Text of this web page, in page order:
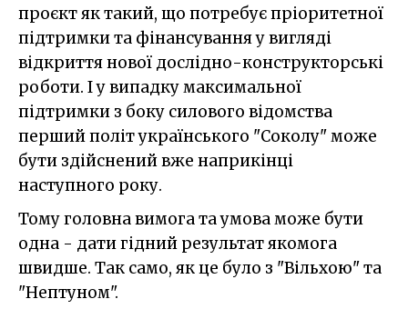
проєкт як такий, що потребує пріоритетної
підтримки та фінансування у вигляді
відкриття нової дослідно-конструкторські
роботи. І у випадку максимальної
підтримки з боку силового відомства
перший політ українського "Соколу" може
бути здійснений вже наприкінці
наступного року.
Тому головна вимога та умова може бути
одна - дати гідний результат якомога
швидше. Так само, як це було з "Вільхою" та
"Нептуном".